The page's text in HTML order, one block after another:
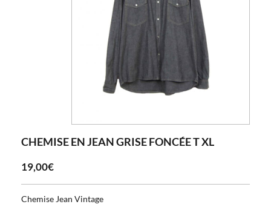
CHEMISE EN JEAN GRISE FONCÉE T XL
19,00€
Chemise Jean Vintage